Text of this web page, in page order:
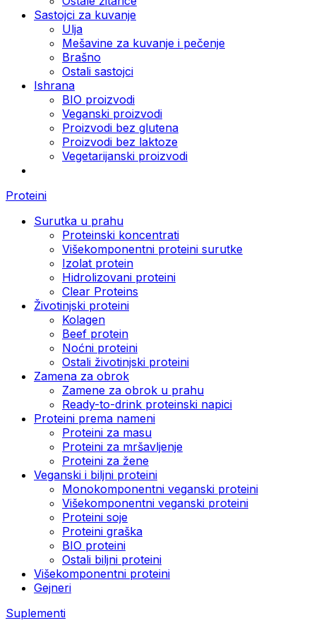
Sastojci za kuvanje
Ulja
Mešavine za kuvanje i pečenje
Brašno
Ostali sastojci
Ishrana
BIO proizvodi
Veganski proizvodi
Proizvodi bez glutena
Proizvodi bez laktoze
Vegetarijanski proizvodi
Proteini
Surutka u prahu
Proteinski koncentrati
Višekomponentni proteini surutke
Izolat protein
Hidrolizovani proteini
Clear Proteins
Životinjski proteini
Kolagen
Beef protein
Noćni proteini
Ostali životinjski proteini
Zamena za obrok
Zamene za obrok u prahu
Ready-to-drink proteinski napici
Proteini prema nameni
Proteini za masu
Proteini za mršavljenje
Proteini za žene
Veganski i biljni proteini
Monokomponentni veganski proteini
Višekomponentni veganski proteini
Proteini soje
Proteini graška
BIO proteini
Ostali biljni proteini
Višekomponentni proteini
Gejneri
Suplementi